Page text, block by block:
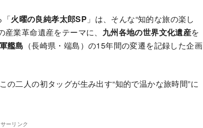
「火曜の良純孝太郎SP 」は、そんな“知的な旅の楽し
業革命遺産をテーマに、 九州各地の世界文化遺産を
軍艦島 （長崎県・端島）の15年間の変遷を記録した企画
の二人の初タッグが生み出す“知的で温かな旅時間”に
ーリンク